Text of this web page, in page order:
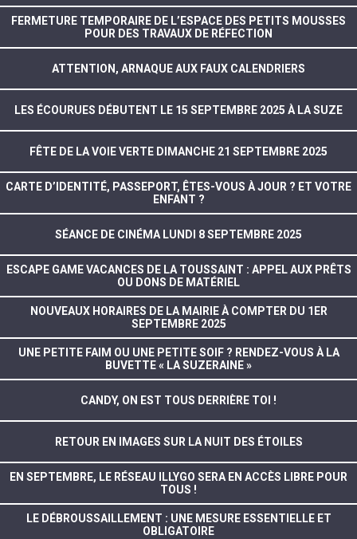
FERMETURE TEMPORAIRE DE L’ESPACE DES PETITS MOUSSES
POUR DES TRAVAUX DE RÉFECTION
ATTENTION, ARNAQUE AUX FAUX CALENDRIERS
LES ÉCOURUES DÉBUTENT LE 15 SEPTEMBRE 2025 À LA SUZE
FÊTE DE LA VOIE VERTE DIMANCHE 21 SEPTEMBRE 2025
CARTE D’IDENTITÉ, PASSEPORT, ÊTES-VOUS À JOUR ? ET VOTRE
ENFANT ?
SÉANCE DE CINÉMA LUNDI 8 SEPTEMBRE 2025
ESCAPE GAME VACANCES DE LA TOUSSAINT : APPEL AUX PRÊTS
OU DONS DE MATÉRIEL
NOUVEAUX HORAIRES DE LA MAIRIE À COMPTER DU 1ER
SEPTEMBRE 2025
UNE PETITE FAIM OU UNE PETITE SOIF ? RENDEZ-VOUS À LA
BUVETTE « LA SUZERAINE »
CANDY, ON EST TOUS DERRIÈRE TOI !
RETOUR EN IMAGES SUR LA NUIT DES ÉTOILES
EN SEPTEMBRE, LE RÉSEAU ILLYGO SERA EN ACCÈS LIBRE POUR
TOUS !
LE DÉBROUSSAILLEMENT : UNE MESURE ESSENTIELLE ET
OBLIGATOIRE